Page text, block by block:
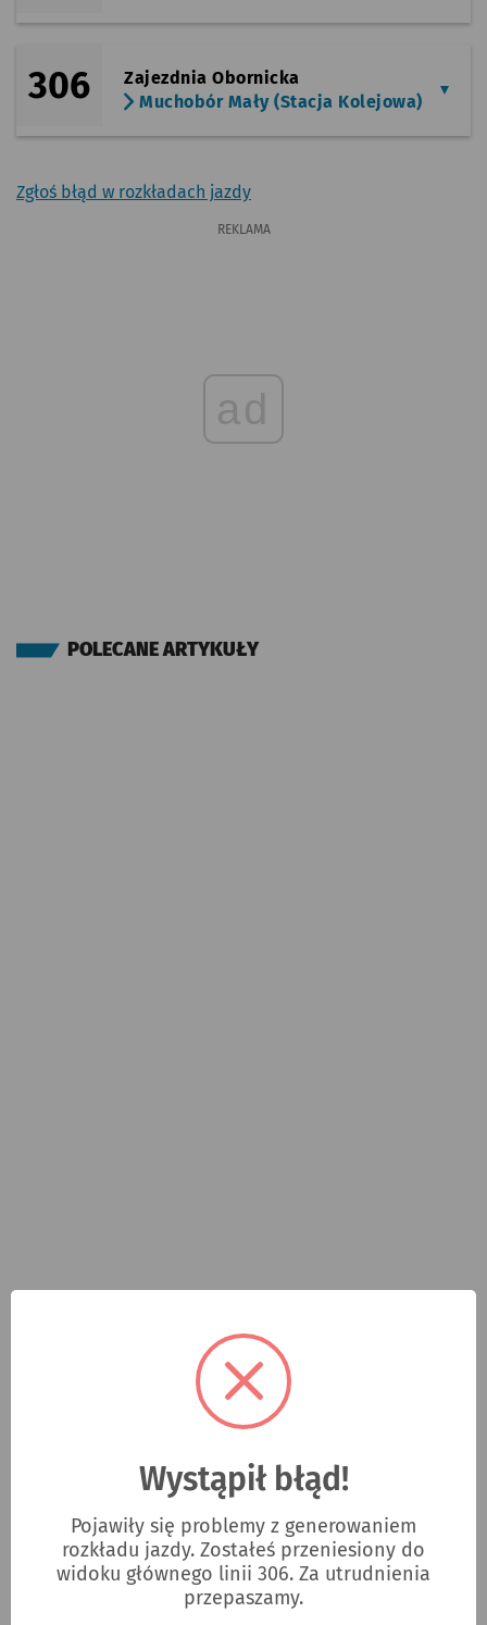
306
Zajezdnia Obornicka
Muchobór Mały (Stacja Kolejowa)
Zgłoś błąd w rozkładach jazdy
REKLAMA
ad
POLECANE ARTYKUŁY
Wystąpił błąd!
Pojawiły się problemy z generowaniem
rozkładu jazdy. Zostałeś przeniesiony do
widoku głównego linii 306. Za utrudnienia
przepaszamy.